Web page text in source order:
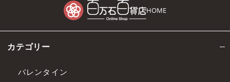
HOME
カテゴリー
バレンタイン